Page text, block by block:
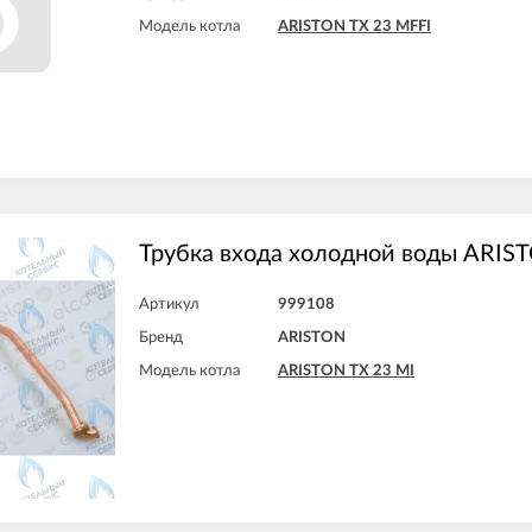
ARISTON MICROGENUS PLUS 31 RI
ARISTON MICROSYSTEM 21 RFFI
Модель котла ARISTON TX 23 MFFI
Трубка входа холодной воды
Артикул 999108
Бренд ARISTON
Модель котла ARISTON TX 23 MI